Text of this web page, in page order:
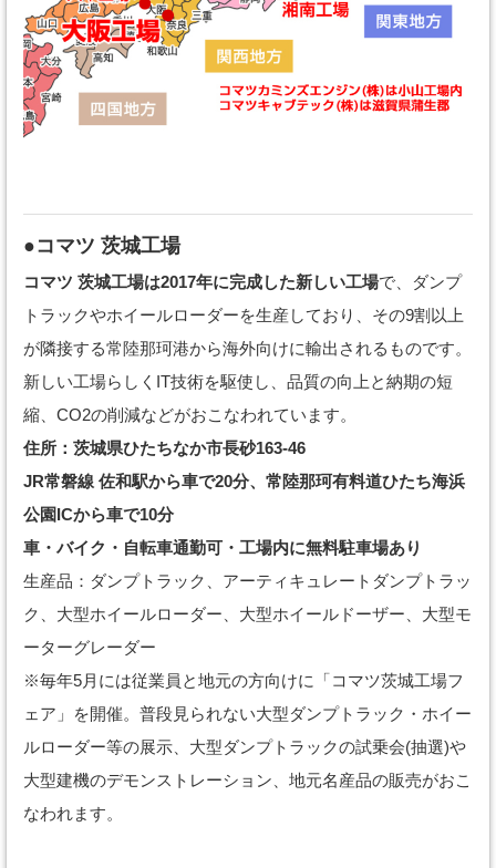
●コマツ 茨城工場
コマツ 茨城工場は2017年に完成した新しい工場で、ダンプ
トラックやホイールローダーを生産しており、その9割以上
が隣接する常陸那珂港から海外向けに輸出されるものです。
新しい工場らしくIT技術を駆使し、品質の向上と納期の短
縮、CO2の削減などがおこなわれています。
住所：茨城県ひたちなか市長砂163-46
JR常磐線 佐和駅から車で20分、常陸那珂有料道ひたち海浜
公園ICから車で10分
車・バイク・自転車通勤可・工場内に無料駐車場あり
生産品：ダンプトラック、アーティキュレートダンプトラッ
ク、大型ホイールローダー、大型ホイールドーザー、大型モ
ーターグレーダー
※毎年5月には従業員と地元の方向けに「コマツ茨城工場フ
ェア」を開催。普段見られない大型ダンプトラック・ホイー
ルローダー等の展示、大型ダンプトラックの試乗会(抽選)や
大型建機のデモンストレーション、地元名産品の販売がおこ
なわれます。